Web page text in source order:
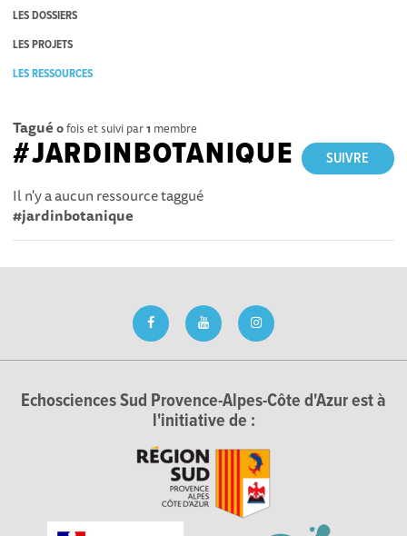
LES DOSSIERS
LES PROJETS
LES RESSOURCES
Tagué 0fois et suivi par1 membre
SUIVRE
#JARDINBOTANIQUE
Il n'y a aucun ressource taggué
#jardinbotanique
Echosciences Sud Provence-Alpes-Côte d'Azur est à
l'initiative de :